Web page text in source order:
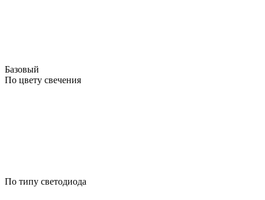
Базовый
По цвету свечения
По типу светодиода